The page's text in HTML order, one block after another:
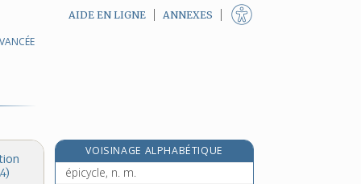
AIDE EN LIGNE ANNEXES
VOISINAGE ALPHABÉTIQUE
épicurisme, n. m.
épicycle, n. m.